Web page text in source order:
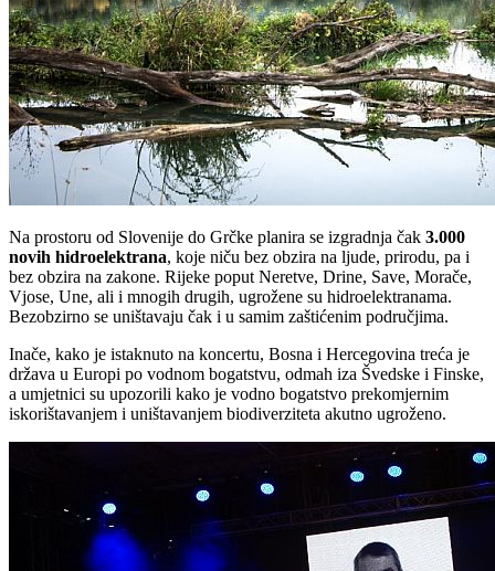
Na prostoru od Slovenije do Grčke planira se izgradnja čak 3.000
novih hidroelektrana, koje niču bez obzira na ljude, prirodu, pa i
bez obzira na zakone. Rijeke poput Neretve, Drine, Save, Morače,
Vjose, Une, ali i mnogih drugih, ugrožene su hidroelektranama.
Bezobzirno se uništavaju čak i u samim zaštićenim područjima.
Inače, kako je istaknuto na koncertu, Bosna i Hercegovina treća je
država u Europi po vodnom bogatstvu, odmah iza Švedske i Finske,
a umjetnici su upozorili kako je vodno bogatstvo prekomjernim
iskorištavanjem i uništavanjem biodiverziteta akutno ugroženo.